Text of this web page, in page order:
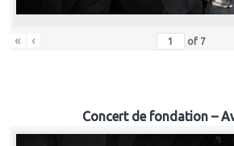
« ‹ of 7
Concert de fondation –